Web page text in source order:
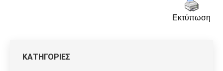
Εκτύπωση
ΚΑΤΗΓΟΡΙΕΣ